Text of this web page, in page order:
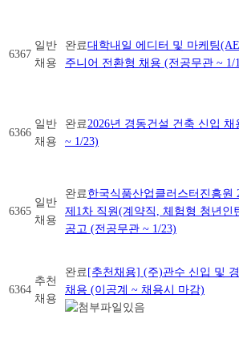
6367
일반
채용
완료대학내일 에디터 및 마케팅
주니어 전환형 채용 (전공무관 ~ 1/
6366
일반
채용
완료 2026년 경동건설 건축 신입 채
~ 1/23)
6365
일반
채용
완료 한국식품산업클러스터진흥원
제1차 직원(계약직, 체험형 청년인
공고 (전공무관 ~ 1/23)
6364
추천
채용
완료 [추천채용] (주)관수 신입 및
채용 (이공계 ~ 채용시 마감)